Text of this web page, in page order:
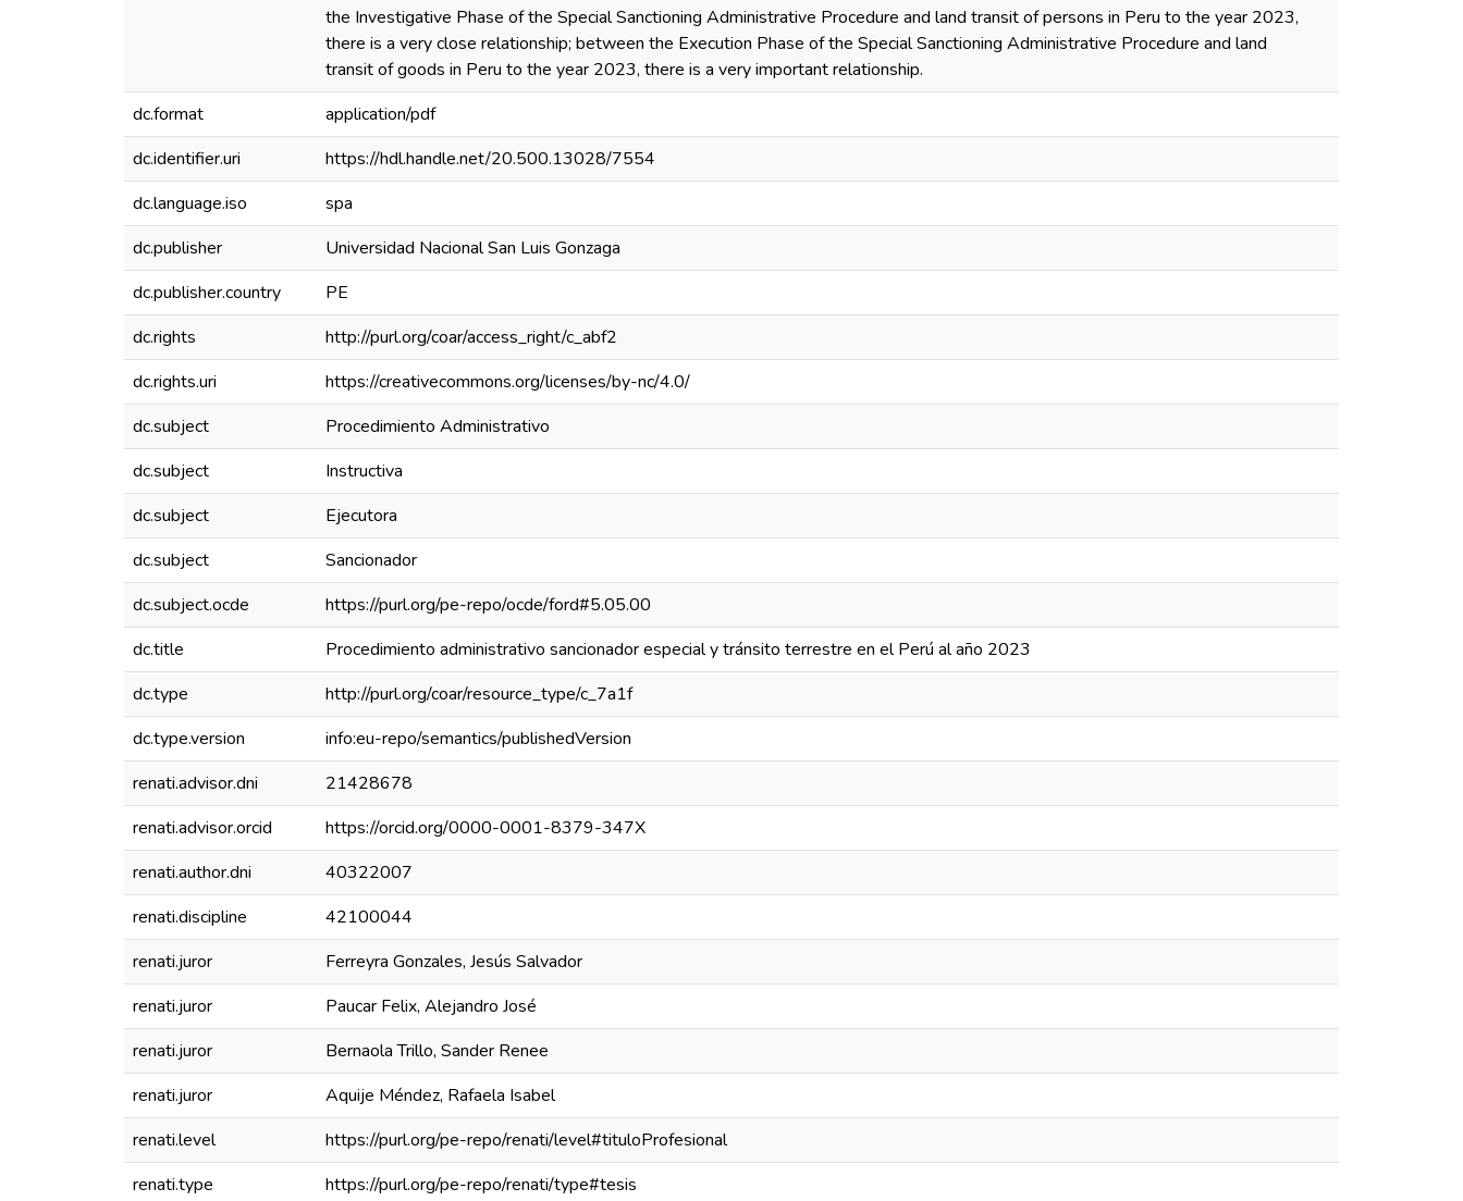
the Investigative Phase of the Special Sanctioning Administrative Procedure and land transit of persons in Peru to the year 2023,
there is a very close relationship; between the Execution Phase of the Special Sanctioning Administrative Procedure and land
transit of goods in Peru to the year 2023, there is a very important relationship.
dc.format
application/pdf
dc.identifier.uri
https://hdl.handle.net/20.500.13028/7554
dc.language.iso
spa
dc.publisher
Universidad Nacional San Luis Gonzaga
dc.publisher.country
PE
dc.rights
http://purl.org/coar/access_right/c_abf2
dc.rights.uri
https://creativecommons.org/licenses/by-nc/4.0/
dc.subject
Procedimiento Administrativo
dc.subject
Instructiva
dc.subject
Ejecutora
dc.subject
Sancionador
dc.subject.ocde
https://purl.org/pe-repo/ocde/ford#5.05.00
dc.title
Procedimiento administrativo sancionador especial y tránsito terrestre en el Perú al año 2023
dc.type
http://purl.org/coar/resource_type/c_7a1f
dc.type.version
info:eu-repo/semantics/publishedVersion
renati.advisor.dni
21428678
renati.advisor.orcid
https://orcid.org/0000-0001-8379-347X
renati.author.dni
40322007
renati.discipline
42100044
renati.juror
Ferreyra Gonzales, Jesús Salvador
renati.juror
Paucar Felix, Alejandro José
renati.juror
Bernaola Trillo, Sander Renee
renati.juror
Aquije Méndez, Rafaela Isabel
renati.level
https://purl.org/pe-repo/renati/level#tituloProfesional
renati.type
https://purl.org/pe-repo/renati/type#tesis